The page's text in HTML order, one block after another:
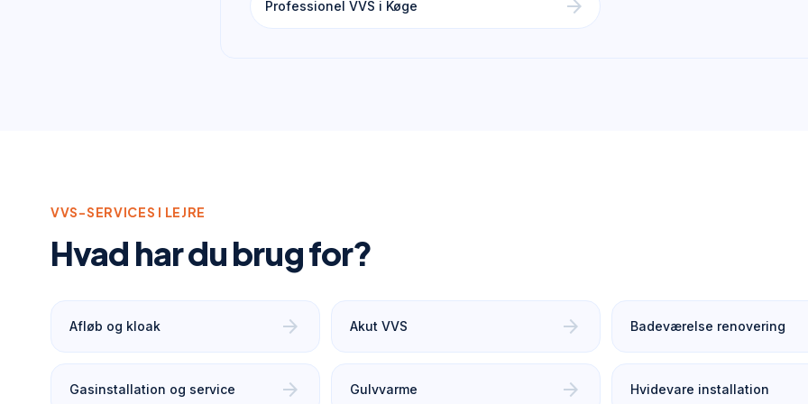
Professionel VVS i Køge arrow_forward
VVS-SERVICES I LEJRE
Hvad har du brug for?
Afløb og kloak arrow_forward Akut VVS arrow_forward Badeværelse renovering
Gasinstallation og service arrow_forward Gulvvarme arrow_forward Hvidevare installation